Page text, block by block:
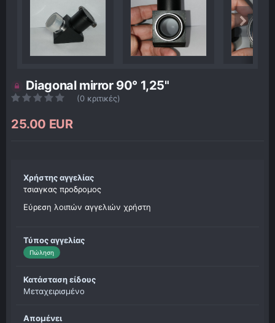
Diagonal mirror 90° 1,25"
(0 κριτικές)
25.00 EUR
Χρήστης αγγελίας
τσιαγκας προδρομος
Εύρεση λοιπών αγγελιών χρήστη
Τύπος αγγελίας
Πώληση
Κατάσταση είδους
Μεταχειρισμένο
Απομένει